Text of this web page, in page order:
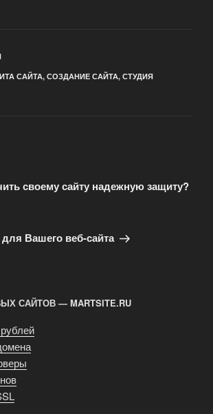
САЙТА, СОЗДАНИЕ САЙТА, СТУДИЯ
своему сайту надежную защиту?
Вашего веб-сайта
САЙТОВ — MARTSITE.RU